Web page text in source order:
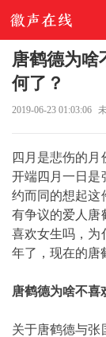
唐鹤德为啥
何了？
2019-06-23 01:03:06
四月是悲伤的
开端四月一日是
约而同的想起这
有争议的爱人唐
喜欢女生吗，为
年了，现在的唐
唐鹤德为啥不喜
关于唐鹤德与张